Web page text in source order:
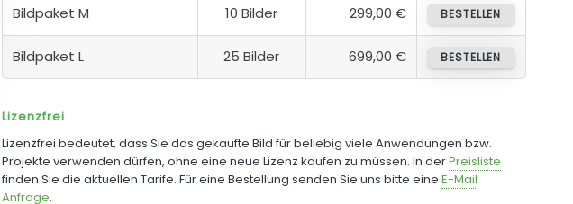
Bildpaket M 10 Bilder 299,00 € BESTELLEN
Bildpaket L 25 Bilder 699,00 € BESTELLEN
Lizenzfrei
Lizenzfrei bedeutet, dass Sie das gekaufte Bild für beliebig viele Anwendungen bzw.
Projekte verwenden dürfen, ohne eine neue Lizenz kaufen zu müssen. In derPreisliste
finden Sie die aktuellen Tarife. Für eine Bestellung senden Sie uns bitte eine E-Mail
Anfrage.